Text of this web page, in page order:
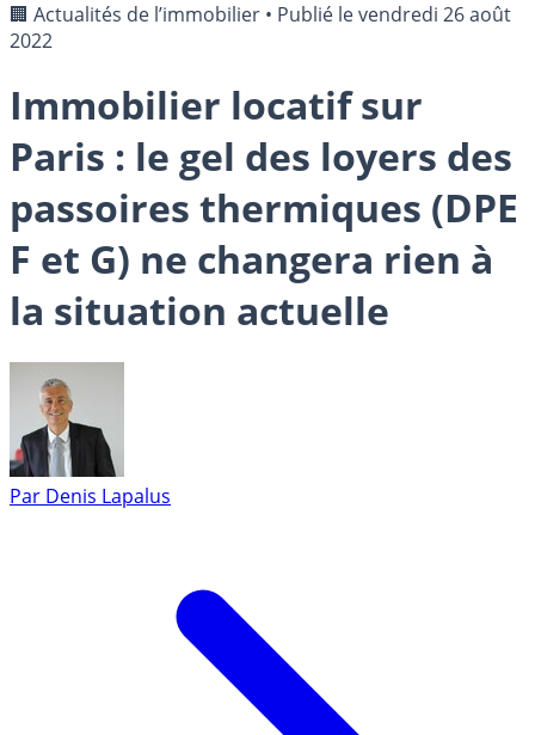
🏢 Actualités de l’immobilier • Publié levendredi 26 août
2022
Immobilier locatif sur
Paris : le gel des loyers des
passoires thermiques (DPE
F et G) ne changera rien à
la situation actuelle
Par Denis Lapalus